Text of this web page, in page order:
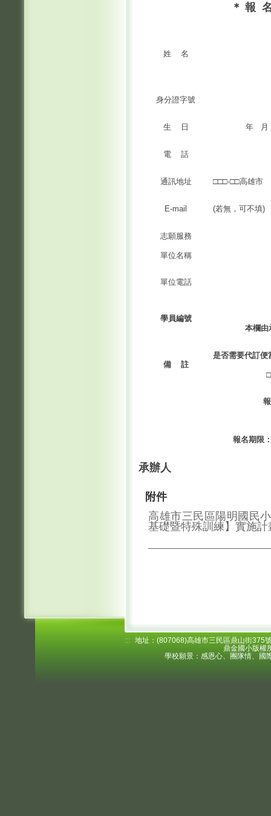
＊ 報
姓 名
身分證字號
生 日 年
電 話
通訊地址 □□□-□□
E-mail (若無，可不填)
志願服務
單位名稱
單位電話
學員編號
本欄由
備 註
是否需要代訂便
報名期限
承辦人
附件
高雄市三民區陽明國民
基礎暨特殊訓練】實施計
::: 地址：(807068)高雄市三民區鼎山街
鼎金國小版權
學校願景：感恩心、團隊情、國